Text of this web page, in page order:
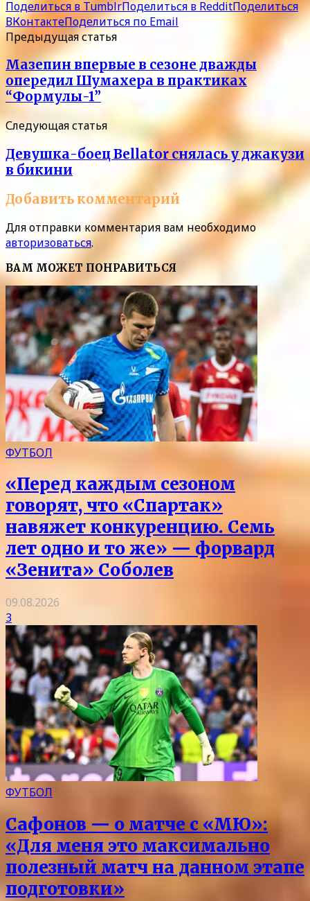
Поделиться в TumblrПоделиться в RedditПоделиться
ВКонтактеПоделиться по Email
Предыдущая статья
Мазепин впервые в сезоне дважды
опередил Шумахера в практиках
“Формулы-1”
Следующая статья
Девушка-боец Bellator снялась у джакузи
в бикини
Добавить комментарий
Для отправки комментария вам необходимо
авторизоваться.
ВАМ МОЖЕТ ПОНРАВИТЬСЯ
ФУТБОЛ
«Перед каждым сезоном
говорят, что «Спартак»
навяжет конкуренцию. Семь
лет одно и то же» — форвард
«Зенита» Соболев
09.08.2026
3
ФУТБОЛ
Сафонов — о матче с «МЮ»:
«Для меня это максимально
полезный матч на данном этапе
подготовки»